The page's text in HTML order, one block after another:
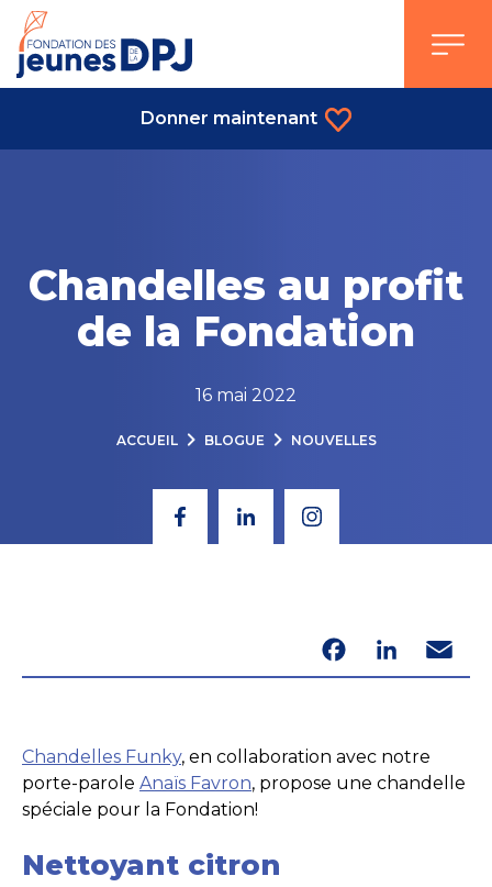
Skip
content
Donner maintenant
Chandelles au profit
de la Fondation
16 mai 2022
ACCUEIL BLOGUE NOUVELLES
FacebookLinkedIn Email
Chandelles Funky, en collaboration avec notre
porte-parole Anaïs Favron, propose une chandelle
spéciale pour la Fondation!
Nettoyant citron